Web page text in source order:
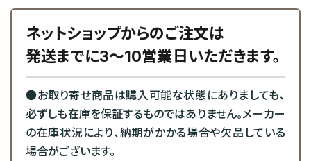
ネットショップからのご注文は
発送までに3～10営業日いただきます。
●お取り寄せ商品は購入可能な状態にありましても、
必ずしも在庫を保証するものではありません。メーカー
の在庫状況により、納期がかかる場合や欠品している
場合がございます。